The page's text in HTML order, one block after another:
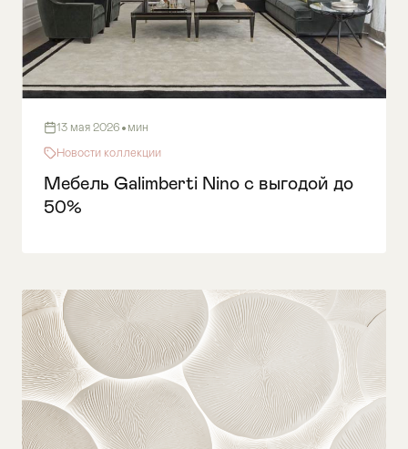
13 мая 2026•мин
Новости коллекции
Мебель Galimberti Nino с выгодой до
50%